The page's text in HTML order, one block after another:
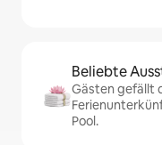
Beliebte
Gästen gefällt
Pool.